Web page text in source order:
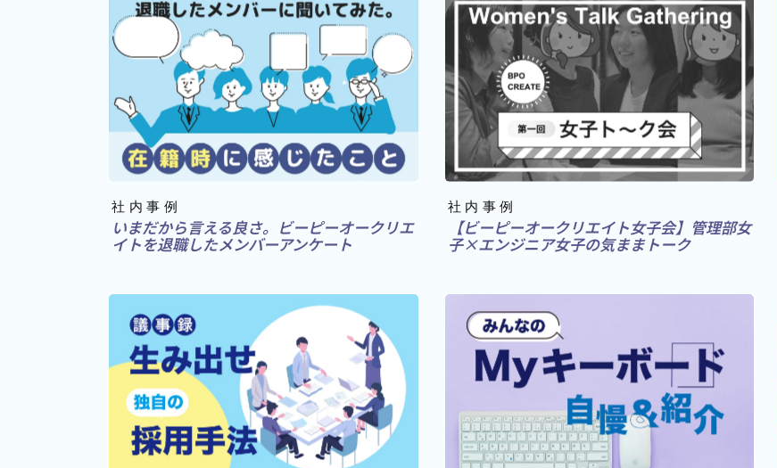
社内事例
いまだから言える良さ。ビーピーオークリエ
イトを退職したメンバーアンケート
社内事例
【ビーピーオークリエイト女子会】管理部女
子×エンジニア女子の気ままトーク